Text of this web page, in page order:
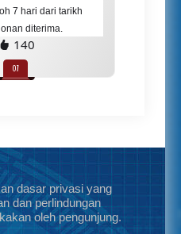
7 hari dari tarikh
diterima.
140
dasar privasi yang
dan perlindungan
oleh pengunjung.